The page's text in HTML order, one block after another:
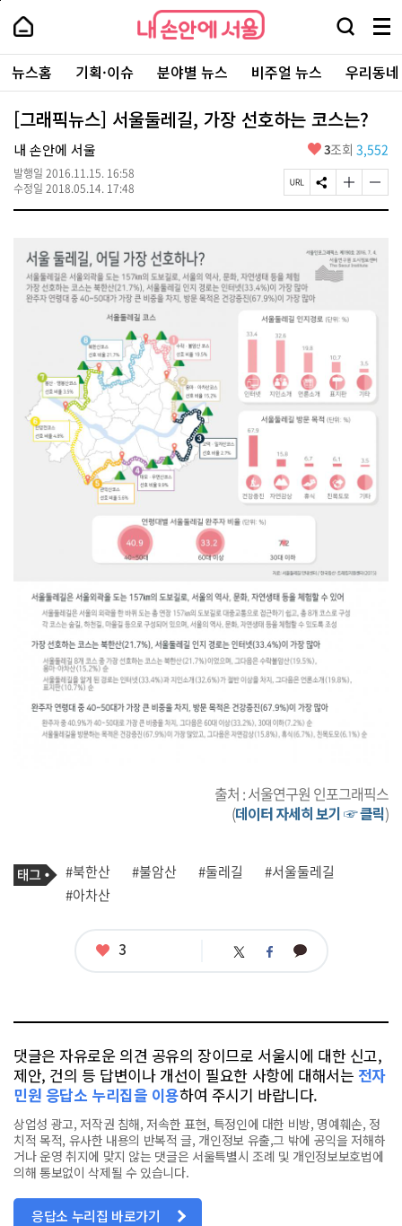
본
로
가
내
손
안
에
서
울
-
서
울
시
대
표
소
내
손
에
울
검
창
열
기
메
뉴
전
체
보
주
요
서
뉴스홈 기획·이슈 분야별 뉴스 비주얼 뉴스 우리동
[그래픽뉴스] 서울둘레길, 가장 선호하는 코스는?
내 손안에 서울
발행일 2016.11.15. 16:58
수정일 2018.05.14. 17:48
좋
요
3조회 3,552
페
이
복
사
S
N
유
하
기
글
자
크
게
기
글
자
작
게
출처 : 서울연구원 인포그래픽스
(데이터 자세히 보기 ☞ 클릭)
기
사
관
련
태
그
#북한산 #불암산 #둘레길
#서울둘레길
#아차산
좋
3 트 페 카
댓글은 자유로운 의견 공유의 장이므로 서울시에 대한 신고,
제안, 건의 등 답변이나 개선이 필요한 사항에 대해서는 전자
민원 응답소 누리집을 이용하여 주시기 바랍니다.
상업성 광고, 저작권 침해, 저속한 표현, 특정인에 대한 비방, 명예훼손, 정
치적 목적, 유사한 내용의 반복적 글, 개인정보 유출,그 밖에 공익을 저해하
거나 운영 취지에 맞지 않는 댓글은 서울특별시 조례 및 개인정보보호법에
의해 통보없이 삭제될 수 있습니다.
응답소 누리집 바로가기
페
상
단
로